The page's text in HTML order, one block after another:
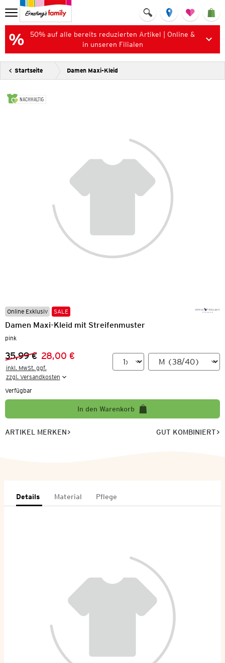
50% auf alle bereits reduzierten Artikel | Online &
in unseren Filialen
Startseite Damen Maxi-Kleid
NACHHALTIG
Online Exklusiv SALE
Damen Maxi-Kleid mit Streifenmuster
pink
Vorheriger Preis:
35,99 €
Neuer Preis:28,00 €
inkl. MwSt. ggf.
zzgl. Versandkosten
Verfügbar
In den Warenkorb
ARTIKEL MERKEN GUT KOMBINIERT
Details Material Pflege